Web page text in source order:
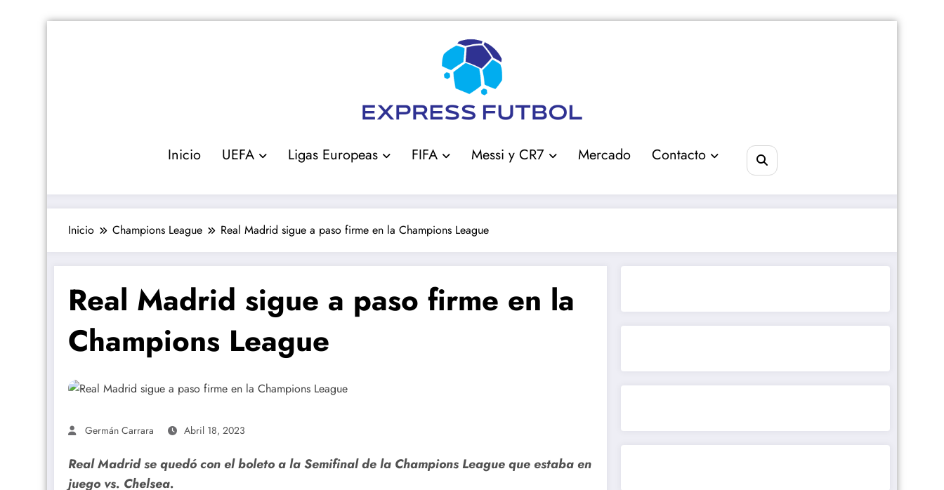
Inicio UEFA Ligas Europeas FIFA Messi y CR7 Mercado Contacto
Inicio Champions League Real Madrid sigue a paso firme en la Champions League
Real Madrid sigue a paso firme en la
Champions League
Germán Carrara Abril 18, 2023
Real Madrid se quedó con el boleto a la Semifinal de la Champions League que estaba en
juego vs. Chelsea.